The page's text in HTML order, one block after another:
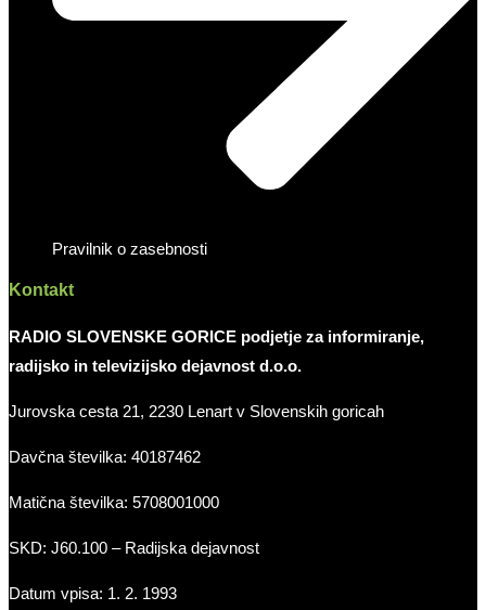
Pravilnik o zasebnosti
Kontakt
RADIO SLOVENSKE GORICE podjetje za informiranje,
radijsko in televizijsko dejavnost d.o.o.
Jurovska cesta 21, 2230 Lenart v Slovenskih goricah
Davčna številka: 40187462
Matična številka: 5708001000
SKD: J60.100 – Radijska dejavnost
Datum vpisa: 1. 2. 1993